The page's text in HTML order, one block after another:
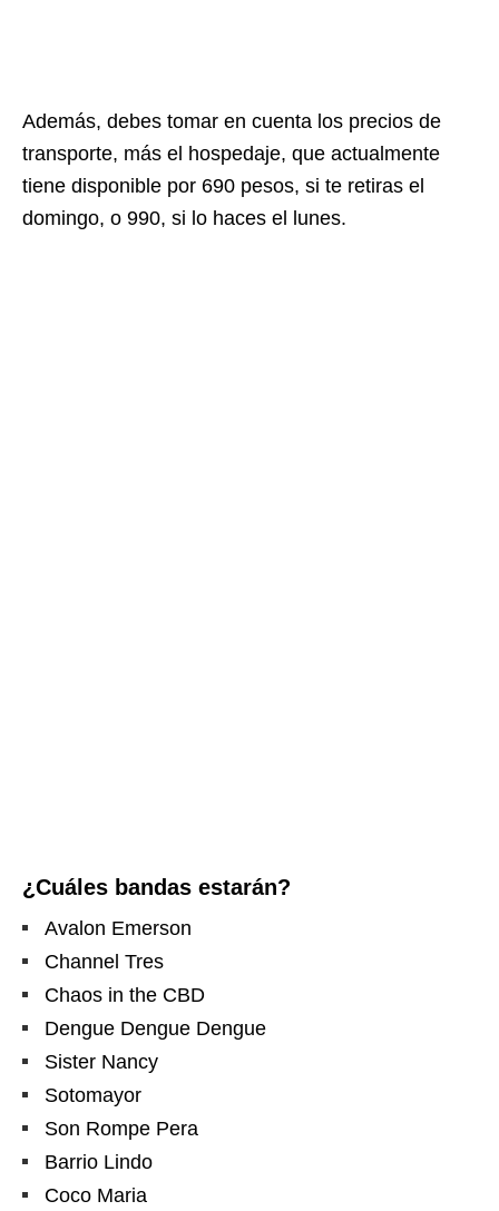
Además, debes tomar en cuenta los precios de
transporte, más el hospedaje, que actualmente
tiene disponible por 690 pesos, si te retiras el
domingo, o 990, si lo haces el lunes.
¿Cuáles bandas estarán?
Avalon Emerson
Channel Tres
Chaos in the CBD
Dengue Dengue Dengue
Sister Nancy
Sotomayor
Son Rompe Pera
Barrio Lindo
Coco Maria